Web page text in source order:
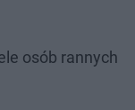
osób rannych